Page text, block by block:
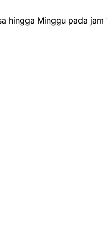
hingga Minggu pada jam